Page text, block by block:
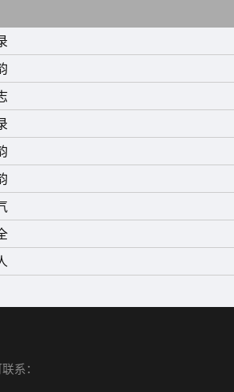
和巧合，两条平行线，也可能会有交
多意外和错过，握在手里的风筝，也
禁锢，即使给你整个天空，你也找不
没有关系。
倾城，只需要一个男人为她倾尽一
长的路。你要的比别人多，就必须付
系：